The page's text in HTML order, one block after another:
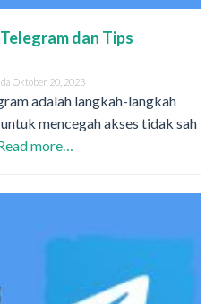
dan Tips
Oktober 20, 2023
adalah langkah-langkah
mencegah akses tidak sah
more…